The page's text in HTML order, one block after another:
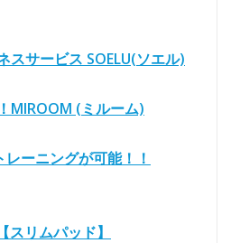
スサービス SOELU(ソエル)
MIROOM (ミルーム)
ーニングが可能！！
リムパッド】